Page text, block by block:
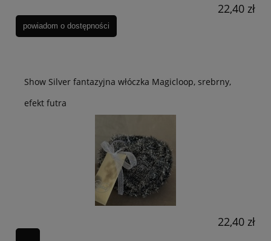
22,40 zł
powiadom o dostępności
Show Silver fantazyjna włóczka Magicloop, srebrny,
efekt futra
22,40 zł